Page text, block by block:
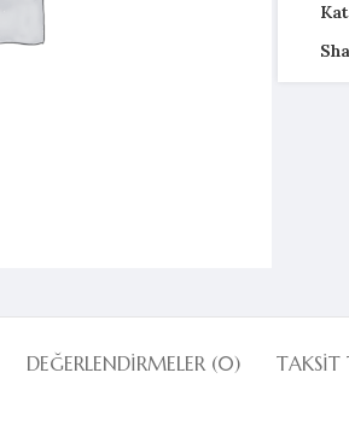
DEĞERLENDIRMELER (0) TAKSIT